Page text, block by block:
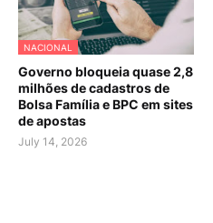
NACIONAL
Governo bloqueia quase 2,8
milhões de cadastros de
Bolsa Família e BPC em sites
de apostas
July 14, 2026